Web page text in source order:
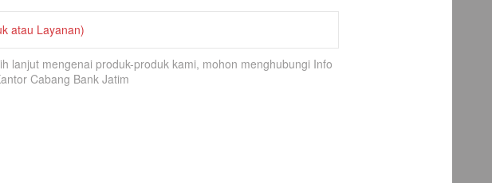
atau Layanan)
lanjut mengenai produk-produk kami, mohon menghubungi Info
Cabang Bank Jatim